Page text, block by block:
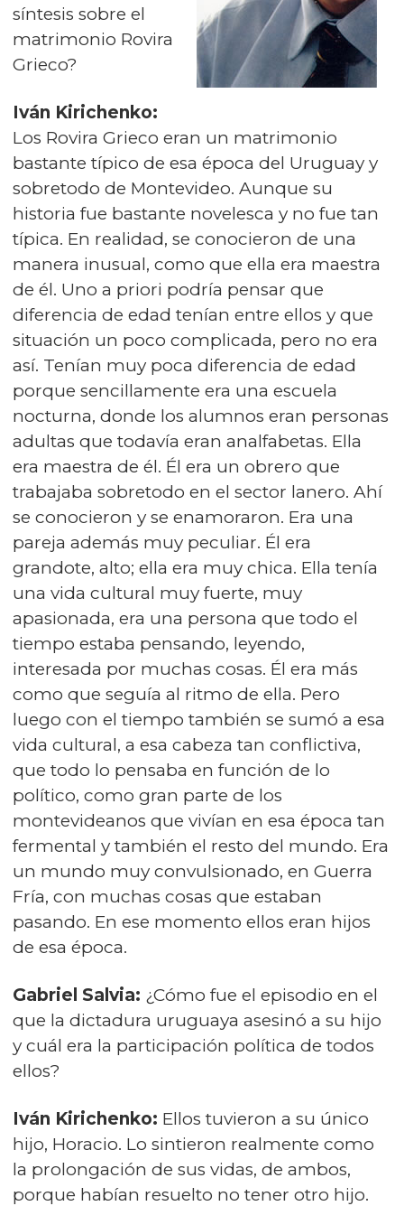
síntesis sobre el
matrimonio Rovira
Grieco?
Iván Kirichenko:
Los Rovira Grieco eran un matrimonio
bastante típico de esa época del Uruguay y
sobretodo de Montevideo. Aunque su
historia fue bastante novelesca y no fue tan
típica. En realidad, se conocieron de una
manera inusual, como que ella era maestra
de él. Uno a priori podría pensar que
diferencia de edad tenían entre ellos y que
situación un poco complicada, pero no era
así. Tenían muy poca diferencia de edad
porque sencillamente era una escuela
nocturna, donde los alumnos eran personas
adultas que todavía eran analfabetas. Ella
era maestra de él. Él era un obrero que
trabajaba sobretodo en el sector lanero. Ahí
se conocieron y se enamoraron. Era una
pareja además muy peculiar. Él era
grandote, alto; ella era muy chica. Ella tenía
una vida cultural muy fuerte, muy
apasionada, era una persona que todo el
tiempo estaba pensando, leyendo,
interesada por muchas cosas. Él era más
como que seguía al ritmo de ella. Pero
luego con el tiempo también se sumó a esa
vida cultural, a esa cabeza tan conflictiva,
que todo lo pensaba en función de lo
político, como gran parte de los
montevideanos que vivían en esa época tan
fermental y también el resto del mundo. Era
un mundo muy convulsionado, en Guerra
Fría, con muchas cosas que estaban
pasando. En ese momento ellos eran hijos
de esa época.
Gabriel Salvia: ¿Cómo fue el episodio en el
que la dictadura uruguaya asesinó a su hijo
y cuál era la participación política de todos
ellos?
Iván Kirichenko: Ellos tuvieron a su único
hijo, Horacio. Lo sintieron realmente como
la prolongación de sus vidas, de ambos,
porque habían resuelto no tener otro hijo.